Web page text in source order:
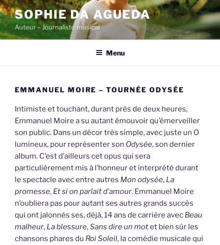
Skip
to
content
SOPHIE DA AGUEDA
Auteur – Journaliste musical
Menu
EMMANUEL MOIRE – TOURNÉE ODYSÉE
Intimiste et touchant, durant près de deux heures,
Emmanuel Moire a su autant émouvoir qu’émerveiller
son public. Dans un décor très simple, avec juste un O
lumineux, pour représenter son Odysée, son dernier
album. C’est d’ailleurs cet opus qui sera
particulièrement mis à l’honneur et interprété durant
le spectacle avec entre autres Mon odysée, La
promesse, Et si on parlait d’amour. Emmanuel Moire
n’oubliera pas pour autant ses autres grands succès
qui ont jalonnés ses, déjà, 14 ans de carrière avec Beau
malheur, La blessure,Sans dire un motet bien sûr les
chansons phares du Roi Soleil, la comédie musicale qui